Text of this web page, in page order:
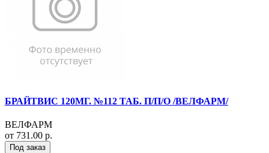
БРАЙТВИС 120МГ. №112 ТАБ. П/П/О /ВЕЛФАРМ/
ВЕЛФАРМ
от 731.00 р.
Под заказ